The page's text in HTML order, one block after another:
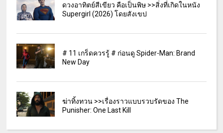
ดวงอาทิตย์สีเขียว คือเป็นพิษ >>สิ่งที่เกิดในหนัง
Supergirl (2026) โดยสังเขป
# 11 เกร็ดควรรู้ # ก่อนดู Spider-Man: Brand
New Day
ฆ่าทิ้งทวน >>เรื่องราวแบบรวบรัดของ The
Punisher: One Last Kill